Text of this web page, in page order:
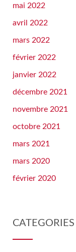
mai 2022
avril 2022
mars 2022
février 2022
janvier 2022
décembre 2021
novembre 2021
octobre 2021
mars 2021
mars 2020
février 2020
CATEGORIES